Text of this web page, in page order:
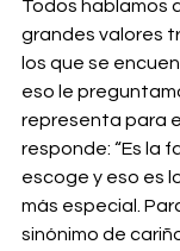
Todos hablamos
grandes valores
los que se
eso le
representa para
responde: “Es la
escoge y eso es
más especial.
sinónimo de